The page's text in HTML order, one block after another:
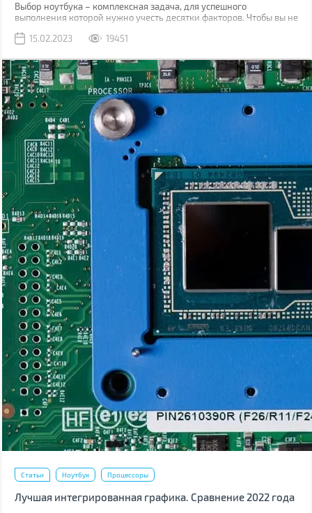
Выбор ноутбука – комплексная задача, для успешного
выполнения которой нужно учесть десятки факторов. Чтобы вы не
котором расшифровали значение параметров, и дали
Воспользовавшись нашим руководством, вы сможете выбрать
ноутбук для учебы, офисной работы, гейминга, проектирования и
других задач.
15.02.2023 19451
Статьи Ноутбук Процессоры
Лучшая интегрированная графика. Сравнение 2022 года